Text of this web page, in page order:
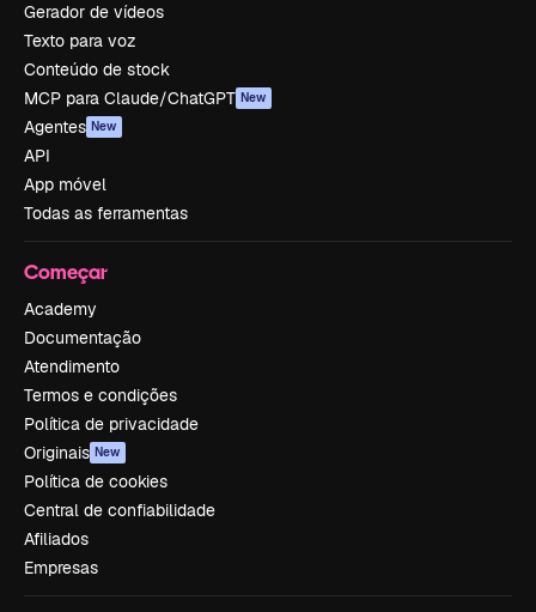
Gerador de vídeos
Texto para voz
Conteúdo de stock
MCP para Claude/ChatGPT New
Agentes New
API
App móvel
Todas as ferramentas
Começar
Academy
Documentação
Atendimento
Termos e condições
Política de privacidade
Originais New
Política de cookies
Central de confiabilidade
Afiliados
Empresas